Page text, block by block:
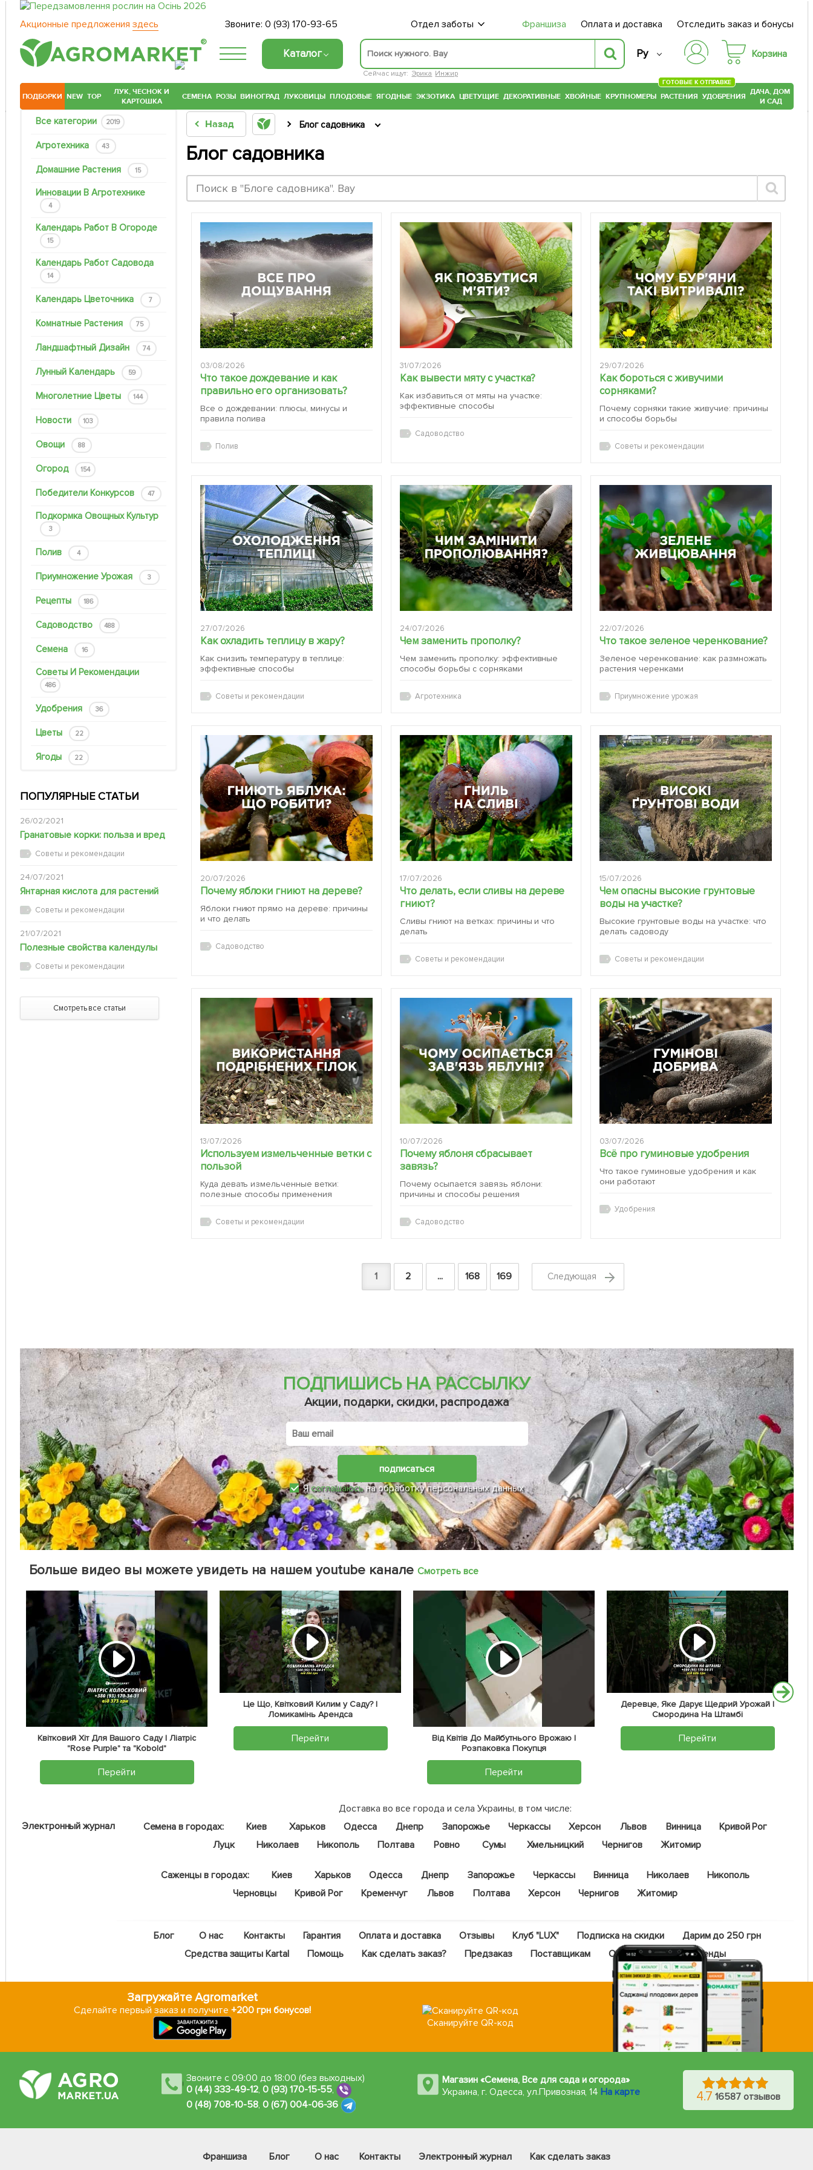
Акционные предложения здесь Звоните:0 (93) 170-93-65 Отдел заботы Франшиза Оплата и доставка Отследить заказ и бонусы
®
Каталог
Сейчас ищут: Эрика Инжир
Ру Корзина
ПОДБОРКИ NEW TOP
ЛУК, ЧЕСНОК И
КАРТОШКА
СЕМЕНА РОЗЫ ВИНОГРАД ЛУКОВИЦЫ ПЛОДОВЫЕ ЯГОДНЫЕ ЭКЗОТИКА ЦВЕТУЩИЕ ДЕКОРАТИВНЫЕ ХВОЙНЫЕ КРУПНОМЕРЫ РАСТЕНИЯ
ГОТОВЫЕ К ОТПРАВКЕ
УДОБРЕНИЯ ДАЧА, ДОМ
И САД
Все категории 2019
Агротехника 43
Домашние Растения 15
Инновации В Агротехнике
4
Календарь Работ В Огороде
15
Календарь Работ Садовода
14
Календарь Цветочника 7
Комнатные Растения 75
Ландшафтный Дизайн 74
Лунный Календарь 59
Многолетние Цветы 144
Новости 103
Овощи 88
Огород 154
Победители Конкурсов 47
Подкормка Овощных Культур
3
Полив 4
Приумножение Урожая 3
Рецепты 186
Садоводство 488
Семена 16
Советы И Рекомендации
486
Удобрения 36
Цветы 22
Ягоды 22
ПОПУЛЯРНЫЕ СТАТЬИ
26/02/2021
Гранатовые корки: польза и вред
Советы и рекомендации
24/07/2021
Янтарная кислота для растений
Советы и рекомендации
21/07/2021
Полезные свойства календулы
Советы и рекомендации
Смотреть все статьи
Назад Блог садовника
Блог садовника
03/08/2026
Что такое дождевание и как
правильно его организовать?
Все о дождевании: плюсы, минусы и
правила полива
Полив
31/07/2026
Как вывести мяту с участка?
Как избавиться от мяты на участке:
эффективные способы
Садоводство
29/07/2026
Как бороться с живучими
сорняками?
Почему сорняки такие живучие: причины
и способы борьбы
Советы и рекомендации
27/07/2026
Как охладить теплицу в жару?
Как снизить температуру в теплице:
эффективные способы
Советы и рекомендации
24/07/2026
Чем заменить прополку?
Чем заменить прополку: эффективные
способы борьбы с сорняками
Агротехника
22/07/2026
Что такое зеленое черенкование?
Зеленое черенкование: как размножать
растения черенками
Приумножение урожая
20/07/2026
Почему яблоки гниют на дереве?
Яблоки гниют прямо на дереве: причины
и что делать
Садоводство
17/07/2026
Что делать, если сливы на дереве
гниют?
Сливы гниют на ветках: причины и что
делать
Советы и рекомендации
15/07/2026
Чем опасны высокие грунтовые
воды на участке?
Высокие грунтовые воды на участке: что
делать садоводу
Советы и рекомендации
13/07/2026
Используем измельченные ветки с
пользой
Куда девать измельченные ветки:
полезные способы применения
Советы и рекомендации
10/07/2026
Почему яблоня сбрасывает
завязь?
Почему осыпается завязь яблони:
причины и способы решения
Садоводство
03/07/2026
Всё про гуминовые удобрения
Что такое гуминовые удобрения и как
они работают
Удобрения
1 2 ... 168 169 Cледующая
ПОДПИШИСЬ НА РАССЫЛКУ
Акции, подарки, скидки, распродажа
подписаться
Ясоглашаюсьна обработку персональных данных
Больше видео вы можете увидеть на нашем youtube каналеСмотреть все
Квітковий Хіт Для Вашого Саду | Ліатріс
"Rose Purple" та "Kobold"
Перейти
Це Що, Квітковий Килим у Саду? |
Ломикамінь Арендса
Перейти
Від Квітів До Майбутнього Врожаю |
Розпаковка Покупця
Перейти
Деревце, Яке Дарує Щедрий Урожай |
Смородина На Штамбі
Перейти
Электронный журнал
Доставка во все города и села Украины, в том числе:
Семена в городах:
Киев Харьков Одесса Днепр Запорожье Черкассы Херсон Львов Винница
Кривой Рог
Луцк
Николаев Никополь Полтава Ровно Сумы Хмельницкий Чернигов Житомир
Саженцы в городах: Киев Харьков Одесса Днепр Запорожье Черкассы Винница Николаев
Никополь
Черновцы
Кривой Рог Кременчуг Львов Полтава Херсон Чернигов Житомир
Блог О нас Контакты Гарантия Оплата и доставка Отзывы Клуб "LUX" Подписка на скидки
Дарим до 250 грн
Средства защиты Kartal
Помощь Как сделать заказ? Предзаказ Поставщикам Оптовый прайс Бренды
Загружайте Agromarket
Сделайте первый заказ и получите +200 грн бонусов!
Сканируйте QR-код
Звоните с 09:00 до 18:00 (без выходных)
0 (44) 333-49-12, 0 (93) 170-15-55,
0 (48) 708-10-58, 0 (67) 004-06-36
Магазин «Семена, Все для сада и огорода»
Украина, г. Одесса, ул.Привозная, 14 На карте 4.7 16587 отзывов
Франшиза Блог О нас Контакты Электронный журнал Как сделать заказ
Фейсбук